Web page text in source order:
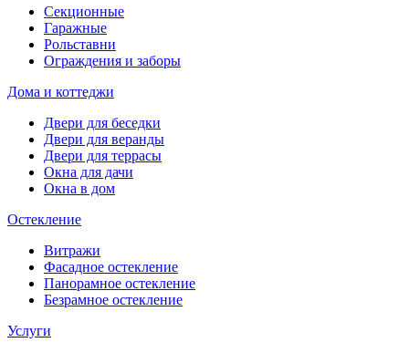
Секционные
Гаражные
Рольставни
Ограждения и заборы
Дома и коттеджи
Двери для беседки
Двери для веранды
Двери для террасы
Окна для дачи
Окна в дом
Остекление
Витражи
Фасадное остекление
Панорамное остекление
Безрамное остекление
Услуги